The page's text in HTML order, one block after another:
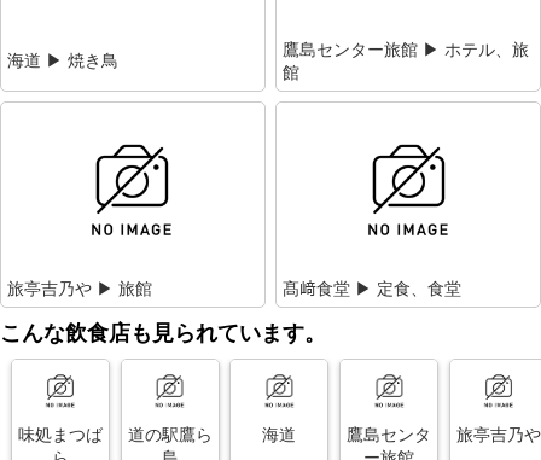
海道 ▶ 焼き鳥
鷹島センター旅館 ▶ ホテル、旅
館
旅亭吉乃や ▶ 旅館 髙﨑食堂 ▶ 定食、食堂
こんな飲食店も見られています。
味処まつば
道の駅鷹ら
海道
鷹島センタ
旅亭吉乃や